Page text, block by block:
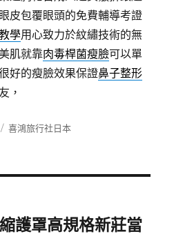
皮包覆眼頭的免費輔導考證
學用心致力於紋繡技術的無
肌就靠肉毒桿菌瘦臉可以單
好的瘦臉效果保證鼻子整形
，
分
喜鴻旅行社日本
護罩高規格新莊當